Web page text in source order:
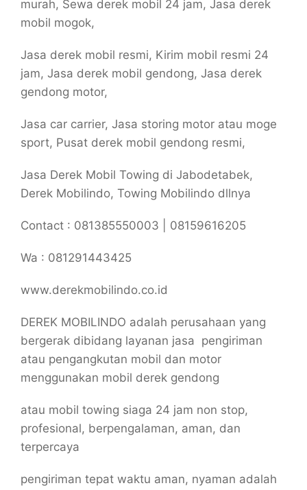
murah, Sewa derek mobil 24 jam, Jasa derek
mobil mogok,
Jasa derek mobil resmi, Kirim mobil resmi 24
jam, Jasa derek mobil gendong, Jasa derek
gendong motor,
Jasa car carrier, Jasa storing motor atau moge
sport, Pusat derek mobil gendong resmi,
Jasa Derek Mobil Towing di Jabodetabek,
Derek Mobilindo, Towing Mobilindo dllnya
Contact : 081385550003 | 08159616205
Wa : 081291443425
www.derekmobilindo.co.id
DEREK MOBILINDO adalah perusahaan yang
bergerak dibidang layanan jasa pengiriman
atau pengangkutan mobil dan motor
menggunakan mobil derek gendong
atau mobil towing siaga 24 jam non stop,
profesional, berpengalaman, aman, dan
terpercaya
pengiriman tepat waktu aman, nyaman adalah